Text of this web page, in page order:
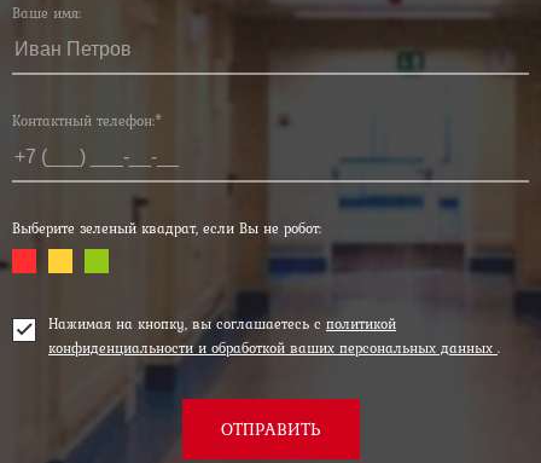
Ваше имя:
Контактный телефон:*
Выберите зеленый квадрат, если Вы не робот:
Нажимая на кнопку, вы соглашаетесь с политикой
конфиденциальности и обработкой ваших персональных данных .
ОТПРАВИТЬ